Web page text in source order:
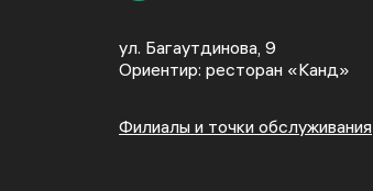
ул. Багаутдинова, 9
Ориентир: ресторан «Канд»
Филиалы и точки обслуживания